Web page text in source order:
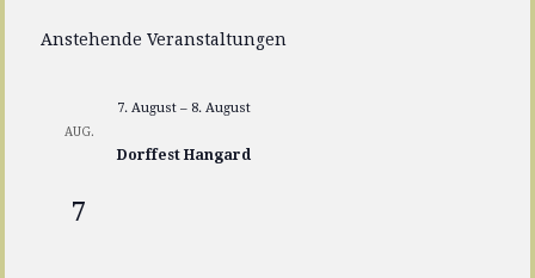
Anstehende Veranstaltungen
AUG.
7
7. August – 8. August
Dorffest Hangard